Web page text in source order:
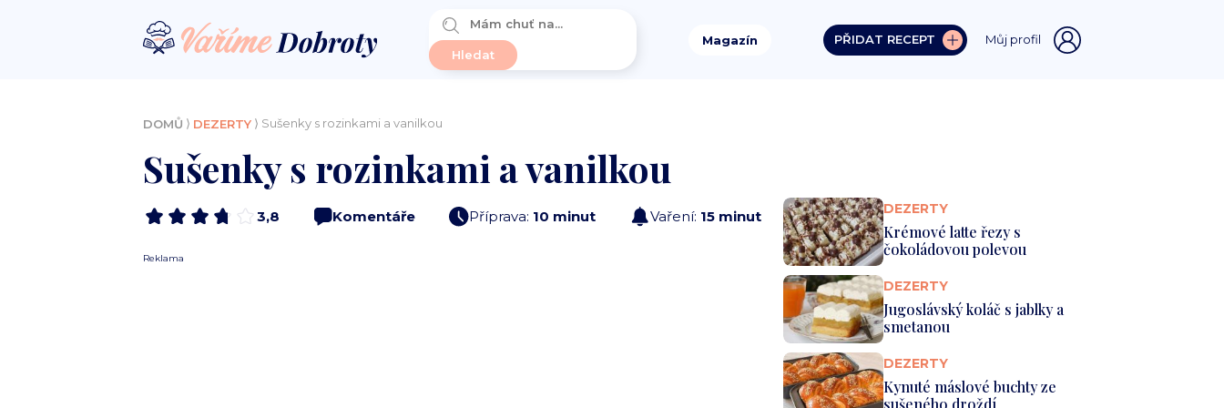
Magazín PŘIDAT RECEPT Můj profil
DOMŮ ⟩ DEZERTY⟩ Sušenky s rozinkami a vanilkou
Sušenky s rozinkami a vanilkou
3,8 Komentáře Příprava: 10 minut Vaření: 15 minut
Reklama
DEZERTY
Krémové latte řezy s
čokoládovou polevou
DEZERTY
Jugoslávský koláč s jablky a
smetanou
DEZERTY
Kynuté máslové buchty ze
sušeného droždí